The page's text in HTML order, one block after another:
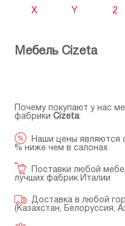
X
Y 2
Мебель Cizeta
Почему покупают у нас
фабрики Cizeta:
Наши цены являются
% ниже чем в салонах
Поставки любой
лучших фабрик Италии
Доставка в любой
(Казахстан, Белоруссия,